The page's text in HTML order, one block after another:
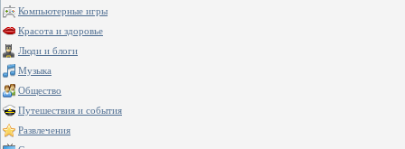
Компьютерные игры
Красота и здоровье
Люди и блоги
Музыка
Общество
Путешествия и события
Развлечения